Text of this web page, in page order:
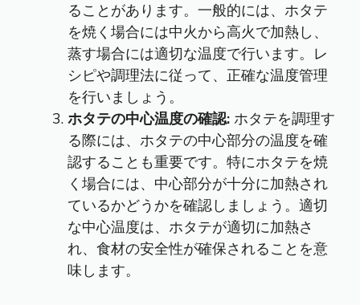
ることがあります。一般的には、ホタテ
を焼く場合には中火から高火で加熱し、
蒸す場合には適切な温度で行います。レ
シピや調理法に従って、正確な温度管理
を行いましょう。
ホタテの中心温度の確認: ホタテを調理す
る際には、ホタテの中心部分の温度を確
認することも重要です。特にホタテを焼
く場合には、中心部分が十分に加熱され
ているかどうかを確認しましょう。適切
な中心温度は、ホタテが適切に加熱さ
れ、食材の安全性が確保されることを意
味します。